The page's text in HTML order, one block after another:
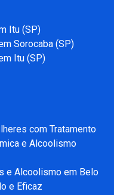
Itu (SP)
Sorocaba (SP)
Itu (SP)
com Tratamento
e Alcoolismo
e Alcoolismo em Belo
e Eficaz